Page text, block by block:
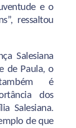
e o
ressaltou
Salesiana
de Paula, o
é
dos
Salesiana.
de que